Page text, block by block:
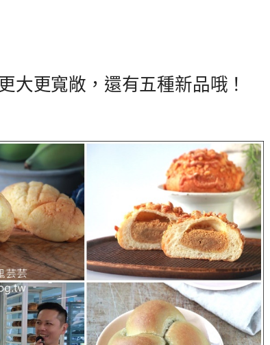
大更寬敞，還有五種新品哦！